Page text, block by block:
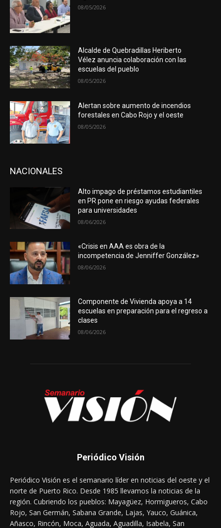
08/05/2026
Alcalde de Quebradillas Heriberto
Vélez anuncia colaboración con las
escuelas del pueblo
08/05/2026
Alertan sobre aumento de incendios
forestales en Cabo Rojo y el oeste
08/05/2026
NACIONALES
Alto impago de préstamos estudiantiles
en PR pone en riesgo ayudas federales
para universidades
08/06/2026
«Crisis en AAA es obra de la
incompetencia de Jenniffer González»
08/06/2026
Componente de Vivienda apoya a 14
escuelas en preparación para el regreso a
clases
08/06/2026
Periódico Visión
Periódico Visión es el semanario líder en noticias del oeste y el
norte de Puerto Rico. Desde 1985 llevamos la noticias de la
región. Cubriendo los pueblos: Mayagüez, Hormigueros, Cabo
Rojo, San Germán, Sabana Grande, Lajas, Yauco, Guánica,
Añasco, Rincón, Moca, Aguada, Aguadilla, Isabela, San